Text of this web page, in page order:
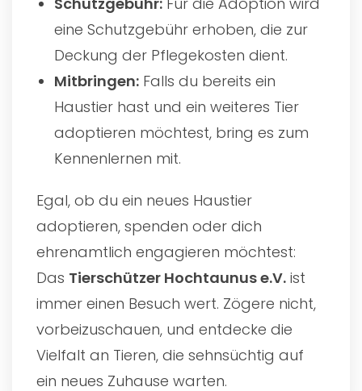
eine Schutzgebühr erhoben, die zur
Deckung der Pflegekosten dient.
Mitbringen: Falls du bereits ein
Haustier hast und ein weiteres Tier
adoptieren möchtest, bring es zum
Kennenlernen mit.
Egal, ob du ein neues Haustier
adoptieren, spenden oder dich
ehrenamtlich engagieren möchtest:
Das Tierschützer Hochtaunus e.V. ist
immer einen Besuch wert. Zögere nicht,
vorbeizuschauen, und entdecke die
Vielfalt an Tieren, die sehnsüchtig auf
ein neues Zuhause warten.